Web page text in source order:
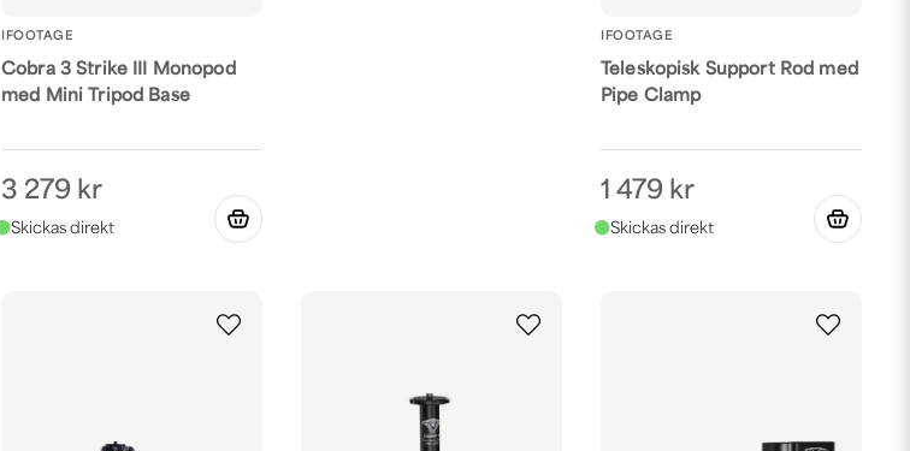
IFOOTAGE
Cobra 3 Strike III Monopod
med Mini Tripod Base
3 279 kr
IFOOTAGE
Teleskopisk Support Rod med
Pipe Clamp
1 479 kr